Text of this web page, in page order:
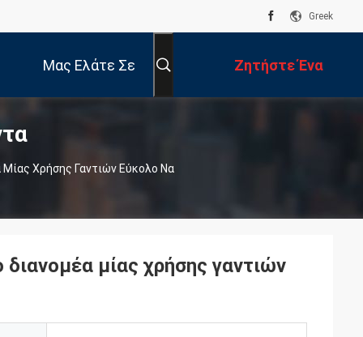
Greek
Μας Ελάτε Σε Ζητήστε Ένα
Απόσπασμα
Χρήσης Γαντιών Εύκολο Να
μίας χρήσης γαντιών